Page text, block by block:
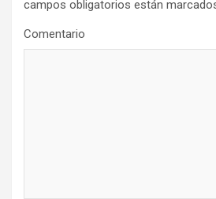
campos obligatorios están
Comentario